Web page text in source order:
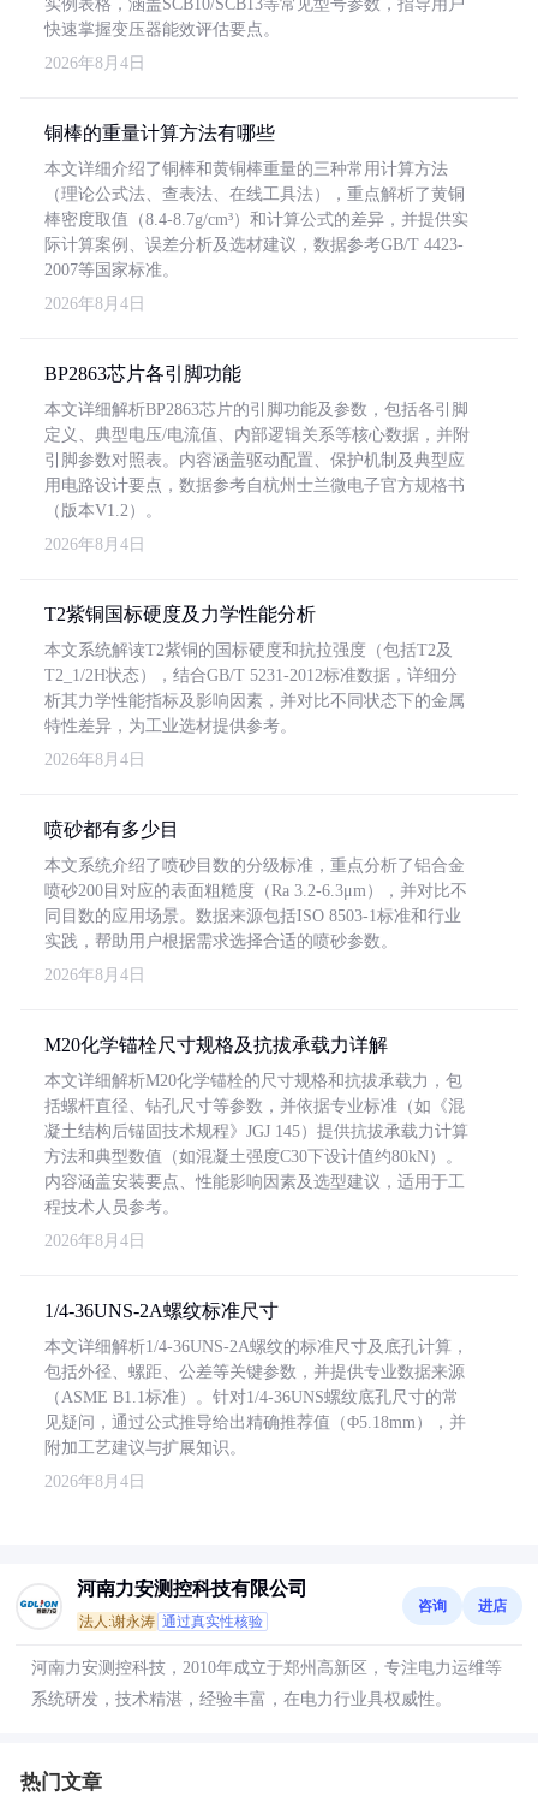
实例表格，涵盖SCB10/SCB13等常见型号参数，指导用户
快速掌握变压器能效评估要点。
2026年8月4日
铜棒的重量计算方法有哪些
本文详细介绍了铜棒和黄铜棒重量的三种常用计算方法
（理论公式法、查表法、在线工具法），重点解析了黄铜
棒密度取值（8.4-8.7g/cm³）和计算公式的差异，并提供实
际计算案例、误差分析及选材建议，数据参考GB/T 4423-
2007等国家标准。
2026年8月4日
BP2863芯片各引脚功能
本文详细解析BP2863芯片的引脚功能及参数，包括各引脚
定义、典型电压/电流值、内部逻辑关系等核心数据，并附
引脚参数对照表。内容涵盖驱动配置、保护机制及典型应
用电路设计要点，数据参考自杭州士兰微电子官方规格书
（版本V1.2）。
2026年8月4日
T2紫铜国标硬度及力学性能分析
本文系统解读T2紫铜的国标硬度和抗拉强度（包括T2及
T2_1/2H状态），结合GB/T 5231-2012标准数据，详细分
析其力学性能指标及影响因素，并对比不同状态下的金属
特性差异，为工业选材提供参考。
2026年8月4日
喷砂都有多少目
本文系统介绍了喷砂目数的分级标准，重点分析了铝合金
喷砂200目对应的表面粗糙度（Ra 3.2-6.3μm），并对比不
同目数的应用场景。数据来源包括ISO 8503-1标准和行业
实践，帮助用户根据需求选择合适的喷砂参数。
2026年8月4日
M20化学锚栓尺寸规格及抗拔承载力详解
本文详细解析M20化学锚栓的尺寸规格和抗拔承载力，包
括螺杆直径、钻孔尺寸等参数，并依据专业标准（如《混
凝土结构后锚固技术规程》JGJ 145）提供抗拔承载力计算
方法和典型数值（如混凝土强度C30下设计值约80kN）。
内容涵盖安装要点、性能影响因素及选型建议，适用于工
程技术人员参考。
2026年8月4日
1/4-36UNS-2A螺纹标准尺寸
本文详细解析1/4-36UNS-2A螺纹的标准尺寸及底孔计算，
包括外径、螺距、公差等关键参数，并提供专业数据来源
（ASME B1.1标准）。针对1/4-36UNS螺纹底孔尺寸的常
见疑问，通过公式推导给出精确推荐值（Φ5.18mm），并
附加工艺建议与扩展知识。
2026年8月4日
河南力安测控科技有限公司
法人:谢永涛 通过真实性核验
咨询 进店
河南力安测控科技，2010年成立于郑州高新区，专注电力运维等
系统研发，技术精湛，经验丰富，在电力行业具权威性。
热门文章